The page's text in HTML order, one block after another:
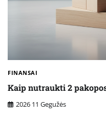
FINANSAI
Kaip nutraukti 2
2026 11 Gegužės